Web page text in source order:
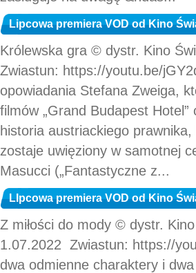
Lipcowa premiera VOD od Kino
Królewska gra © dystr. Kino
Zwiastun: https://youtu.be/
opowiadania Stefana Zweiga,
filmów „Grand Budapest Hotel”
historia austriackiego
zostaje uwięziony w samotnej
Masucci („Fantastyczne z...
LIpcowa premiera VOD od Kino
Z miłości do mody © dystr.
1.07.2022 Zwiastun: https://
dwa odmienne charaktery i